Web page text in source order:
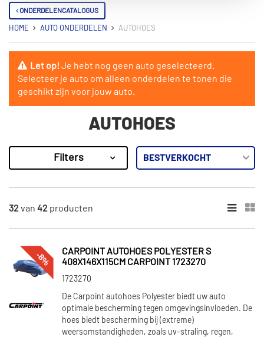
ONDERDELENCATALOGUS
HOME AUTO ONDERDELEN AUTOHOES
Let op!Je hebt nog geen auto geselecteerd.
Selecteer je auto om alleen onderdelen te tonen die
geschikt zijn voor jouw auto.
AUTOHOES
Resultaten
×
Carpoint (35)
Defa (1)
CATEGORIEËN
Autohoes (40)
Wielhoezen (2)
Filters
32van 42 producten
-8%
CARPOINT AUTOHOES POLYESTER S
408X146X115CM CARPOINT 1723270
1723270
De Carpoint autohoes Polyester biedt uw auto
optimale bescherming tegen omgevingsinvloeden. De
hoes biedt bescherming bij (extreme)
weersomstandigheden, zoals uv-straling, regen,